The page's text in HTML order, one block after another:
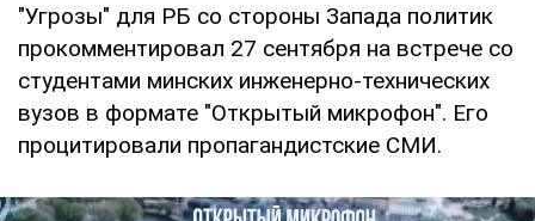
"Угрозы" для РБ со стороны Запада политик
прокомментировал 27 сентября на встрече со
студентами минских инженерно-технических
вузов в формате "Открытый микрофон". Его
процитировали пропагандистские СМИ.